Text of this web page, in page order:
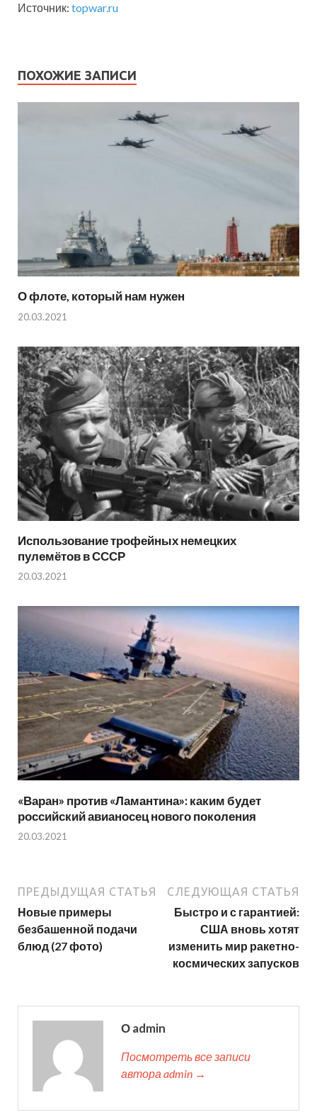
Источник: topwar.ru
ПОХОЖИЕ ЗАПИСИ
О флоте, который нам нужен
20.03.2021
Использование трофейных немецких
пулемётов в СССР
20.03.2021
«Варан» против «Ламантина»: каким будет
российский авианосец нового поколения
20.03.2021
ПРЕДЫДУЩАЯ СТАТЬЯ
Новые примеры
безбашенной подачи
блюд (27 фото)
СЛЕДУЮЩАЯ СТАТЬЯ
Быстро и с гарантией:
США вновь хотят
изменить мир ракетно-
космических запусков
О admin
Посмотреть все записи
автора admin →